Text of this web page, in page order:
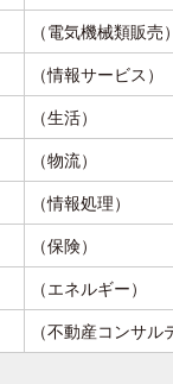
（電気機械類販売
（情報サービス）
（生活）
（物流）
（情報処理）
（保険）
（エネルギー）
（不動産コンサル